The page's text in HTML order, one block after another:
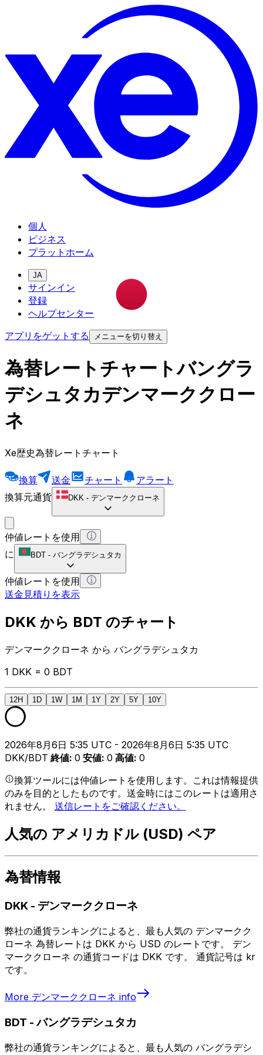
個人
ビジネス
プラットホーム
JA
サインイン
登録
ヘルプセンター
アプリをゲットする
メニューを切り替え
為替レートチャートバングラ
デシュタカデンマーククロー
ネ
Xe歴史為替レートチャート
換算 送金 チャート
アラート
換算元通貨
DKK - デンマーククローネ
仲値レートを使用
に
BDT - バングラデシュタカ
仲値レートを使用
送金見積りを表示
DKK から BDT のチャート
デンマーククローネ から バングラデシュタカ
1 DKK = 0 BDT
12H 1D 1W 1M 1Y 2Y 5Y 10Y
2026年8月6日 5:35 UTC - 2026年8月6日 5:35 UTC
DKK/BDT 終値: 0 安値: 0 高値: 0
換算ツールには仲値レートを使用します。これは情報提供
のみを目的としたものです。送金時にはこのレートは適用さ
れません。 送信レートをご確認ください。
人気の アメリカドル (USD) ペア
為替情報
DKK - デンマーククローネ
弊社の通貨ランキングによると、最も人気の デンマークク
ローネ 為替レートは DKK から USD のレートです。 デン
マーククローネ の通貨コードは DKK です。 通貨記号は kr
です。
More デンマーククローネ info
BDT -バングラデシュタカ
弊社の通貨ランキングによると、最も人気の バングラデシ